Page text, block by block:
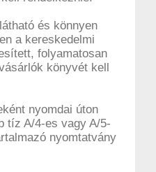
és könnyen
a kereskedelmi
folyamatosan
könyvét kell
nyomdai úton
tíz A/4-es vagy A/5-
nyomtatvány